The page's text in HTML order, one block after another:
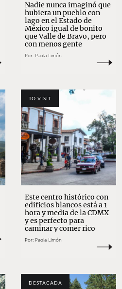
Nadie nunca imaginó que
hubiera un pueblo con
lago en el Estado de
México igual de bonito
que Valle de Bravo, pero
con menos gente
Por: Paola Limón
TO VISIT
Este centro histórico con
edificios blancos está a 1
hora y media de la CDMX
y es perfecto para
caminar y comer rico
Por: Paola Limón
DESTACADA